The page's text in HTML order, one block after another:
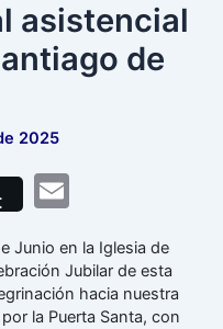
asistencial
de
2025
ai
l
Junio en la Iglesia de
Jubilar de esta
hacia nuestra
la Puerta Santa, con